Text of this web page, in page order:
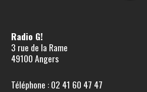
Radio G!
3 rue de la Rame
49100 Angers
Téléphone : 02 41 60 47 47